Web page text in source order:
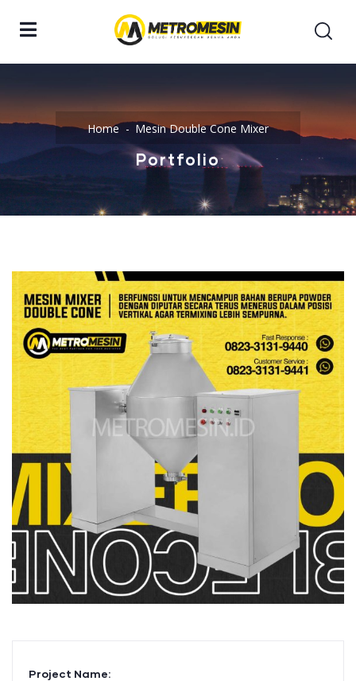
Home Mesin Double Cone Mixer
Portfolio
Project Name: